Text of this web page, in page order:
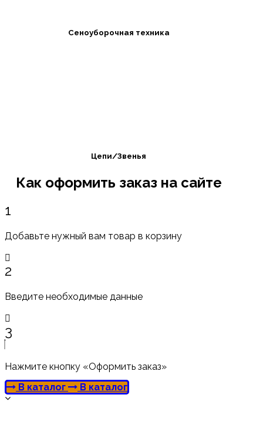
Сеноуборочная техника
Цепи/Звенья
Как оформить заказ на сайте
1
Добавьте нужный вам товар в корзину
2
Введите необходимые данные
3
Нажмите кнопку «Оформить заказ»
В каталог
В каталог